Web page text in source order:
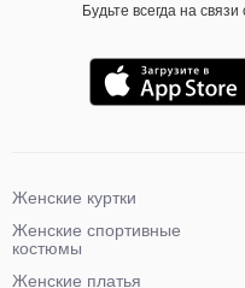
Будьте всегда на
Женские куртки
Женские спортивные
костюмы
Женские платья